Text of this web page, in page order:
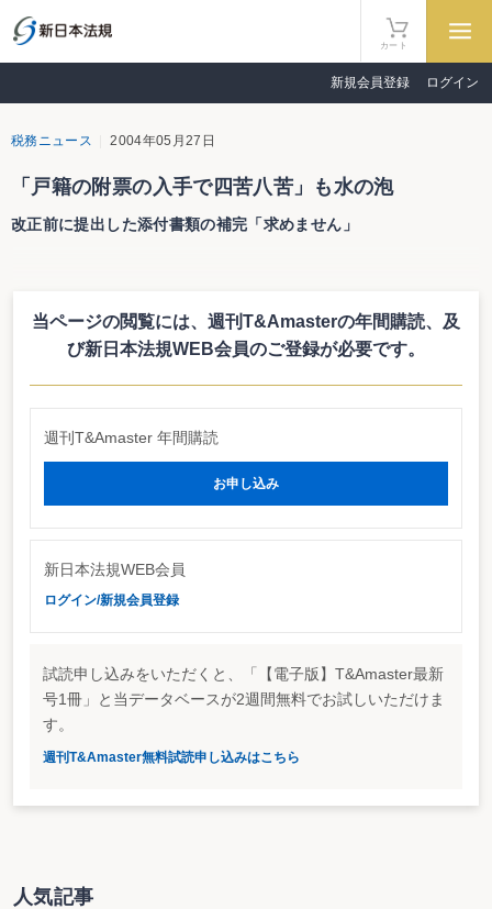
カート
新規会員登録 ログイン
税務ニュース 2004年05月27日
「戸籍の附票の入手で四苦八苦」も水の泡
改正前に提出した添付書類の補完「求めません」
する者又は当該被相続人の平成15年1月1日以後の住所又は居所を称する書類の
添付をもって当該住所等証明書類の添付に代えることができる』と改正された
のは既報のとおりだ。この点に関連して、本誌が当局に「改正前に提出した届
ところでは、「求めません」との回答を得た。
そんな苦労も水の泡となった。
当ページの閲覧には、週刊T&Amasterの年間購読、 及
び新日本法規WEB会員のご登録が必要です。
週刊T&Amaster 年間購読
お申し込み
新日本法規WEB会員
ログイン/新規会員登録
試読申し込みをいただくと、「【電子版】T&Amaster最新
号1冊」と当データベースが2週間無料でお試しいただけま
す。
週刊T&Amaster無料試読申し込みはこちら
人気記事